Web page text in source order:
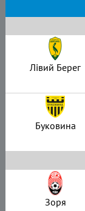
Лівий Берег
Буковина
Зоря